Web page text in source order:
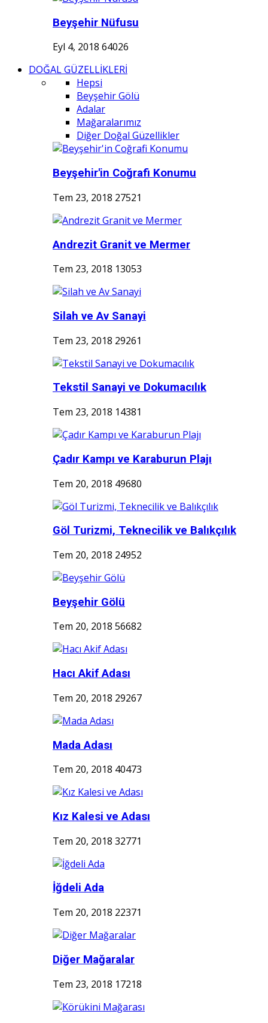
Beyşehir Nüfusu
Eyl 4, 2018 64026
DOĞAL GÜZELLİKLERİ
Hepsi
Beyşehir Gölü
Adalar
Mağaralarımız
Diğer Doğal Güzellikler
Beyşehir'in Coğrafi Konumu
Tem 23, 2018 27521
Andrezit Granit ve Mermer
Tem 23, 2018 13053
Silah ve Av Sanayi
Tem 23, 2018 29261
Tekstil Sanayi ve Dokumacılık
Tem 23, 2018 14381
Çadır Kampı ve Karaburun Plajı
Tem 20, 2018 49680
Göl Turizmi, Teknecilik ve Balıkçılık
Tem 20, 2018 24952
Beyşehir Gölü
Tem 20, 2018 56682
Hacı Akif Adası
Tem 20, 2018 29267
Mada Adası
Tem 20, 2018 40473
Kız Kalesi ve Adası
Tem 20, 2018 32771
İğdeli Ada
Tem 20, 2018 22371
Diğer Mağaralar
Tem 23, 2018 17218